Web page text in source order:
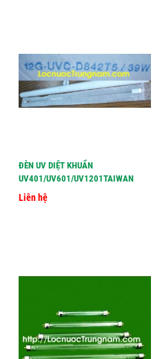
ĐÈN UV DIỆT KHUẨN
UV401/UV601/UV1201TAIWAN
Liên hệ